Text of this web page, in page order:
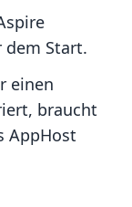
dem Start.
einen
braucht
AppHost